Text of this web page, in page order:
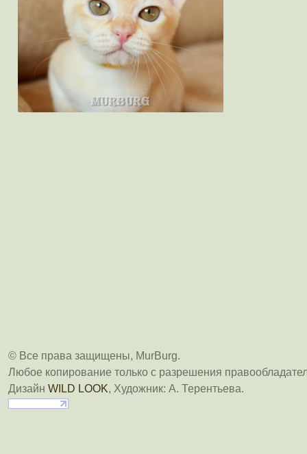
© Все права защищены, MurBurg.
Любое копирование только с разрешения
Дизайн WILD LOOK, Художник: А. Терентьева.